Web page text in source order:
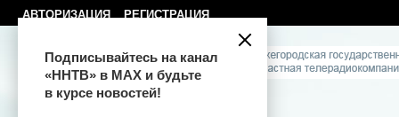
АВТОРИЗАЦИЯ РЕГИСТРАЦИЯ
Подписывайтесь на канал
«ННТВ» в МАХ и будьте
в курсе новостей!